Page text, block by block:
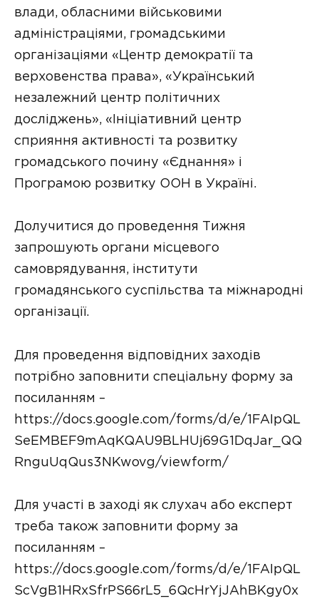
влади, обласними військовими
адміністраціями, громадськими
організаціями «Центр демократії та
верховенства права», «Український
незалежний центр політичних
досліджень», «Ініціативний центр
сприяння активності та розвитку
громадського почину «Єднання» і
Програмою розвитку ООН в Україні.
Долучитися до проведення Тижня
запрошують органи місцевого
самоврядування, інститути
громадянського суспільства та міжнародні
організації.
Для проведення відповідних заходів
потрібно заповнити спеціальну форму за
посиланням –
https://docs.google.com/forms/d/e/1FAIpQL
SeEMBEF9mAqKQAU9BLHUj69G1DqJar_QQ
RnguUqQus3NKwovg/viewform/
Для участі в заході як слухач або експерт
треба також заповнити форму за
посиланням –
https://docs.google.com/forms/d/e/1FAIpQL
ScVgB1HRxSfrPS66rL5_6QcHrYjJAhBKgy0x